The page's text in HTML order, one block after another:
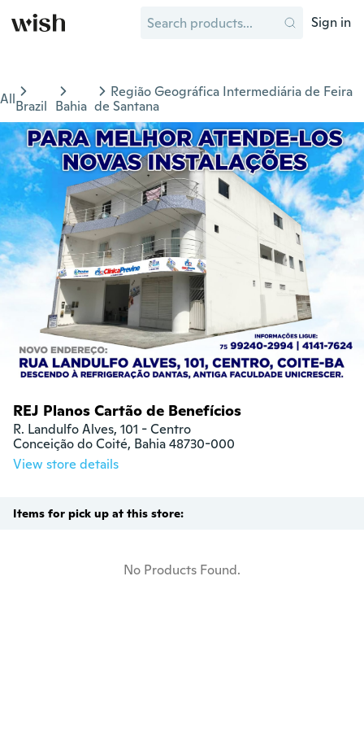
Sign in
AllBrazil Bahia
Região Geográfica Intermediária de Feira
de Santana
REJ Planos Cartão de Benefícios
R. Landulfo Alves, 101 - Centro
Conceição do Coité, Bahia 48730-000
View store details
Items for pick up at this store:
No Products Found.